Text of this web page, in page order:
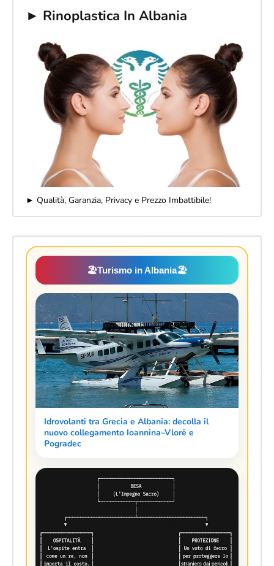
► Rinoplastica In Albania
► Qualità, Garanzia, Privacy e Prezzo Imbattibile!
🏖️Turismo in Albania🏖️
Idrovolanti tra Grecia e Albania: decolla il
nuovo collegamento Ioannina–Vlorë e
Pogradec